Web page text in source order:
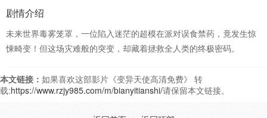
剧情介绍
未来世界毒雾笼罩，一位陷入迷茫的超模在派对误食禁药，竟发生惊
悚畸变！但这场灾难般的突变，却藏着拯救全人类的终极密码。
本文链接： 如果喜欢这部影片《变异天使高清免费》 转
载:https://www.rzjy985.com/m/bianyitianshi/请保留本文链接。